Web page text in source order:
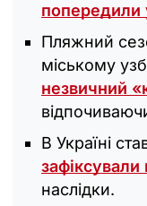
попередили
Пляжний
міському
незвичний
В Україні
зафіксували
наслідки.